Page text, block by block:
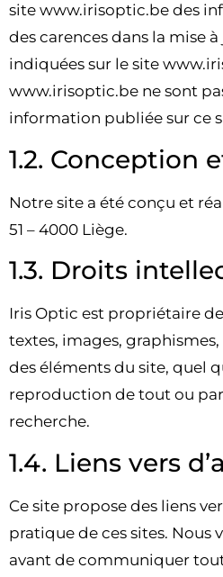
site www.irisoptic.be des
des carences dans la mise
indiquées sur le site
www.irisoptic.be ne sont
information publiée sur ce
1.2. Conception
Notre site a été conçu et
51 – 4000 Liège.
1.3. Droits
Iris Optic est propriétaire
textes, images,
des éléments du site, quel
reproduction de tout ou
recherche.
1.4. Liens vers
Ce site propose des liens
pratique de ces sites.
avant de communiquer